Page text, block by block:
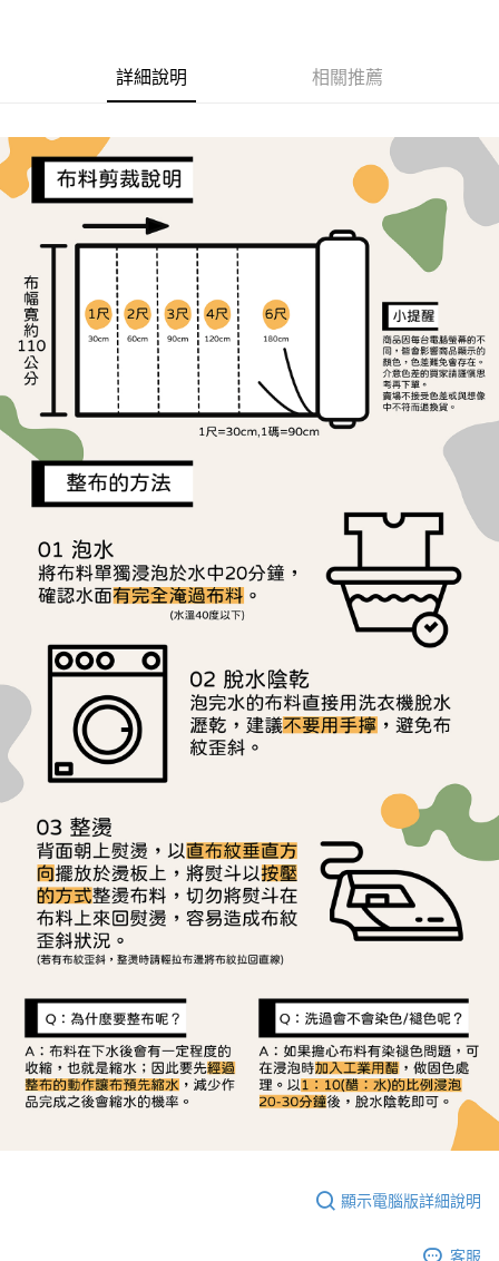
１．簡單：不需註冊會員、不需綁卡、不需儲值。
３．安心：先確認商品／服務後，再付款。
【「AFTEE先享後付」結帳流程】
１．於結帳方式選擇「AFTEE先享後付」後，將跳轉至「AFTEE先享後付」
結帳頁面，進行簡訊認證並確認金額後，即可完成結帳。
２．訂單成立數日內，您將收到繳費通知簡訊。
３．收到繳費通知簡訊後14天內，點擊此簡訊中的連結，可透過四大超商／
ATM／網路銀行／等多元方式進行付款，方視為交易完成。
※ 請注意：結帳手續完成當下不需立刻繳費，但若您需要取消訂單，請聯絡
購買商品的店家。未經商家同意取消之訂單仍視為有效，需透過AFTEE先享
後付繳納相關費用。
※ 交易是否成功請以「AFTEE先享後付 」之結帳頁面顯示為準，若有關於
是否繳費成功／繳費後需取消欲退款等相關疑問，請聯繫「AFTEE先享後付
客戶支援中心」 https://netprotections.freshdesk.com/support/home
【注意事項】
１．透過由恩沛科技股份有限公司提供之「AFTEE先享後付」服務完成之交
易，需依本服務之必要範圍內提供個人資料，並將交易相關給付款項請求債
權轉讓予恩沛科技股份有限公司。
https://aftee.tw/terms/#terms3
３．未成年的使用者請事先徵得法定代理人或監護人之同意方可使用
「AFTEE先享後付」，若未經同意申辦者引起之損失，本公司不負相關責
任。
４．使用「AFTEE先享後付」時，將依據個別帳號之用戶狀況，依本公司即
時審查核予不同之上限額度；若仍有額度不足之情形，本公司將視審查結果
請求用戶進行身份認證。
５．嚴禁一人註冊多個帳號或使用他人資訊註冊。若發現惡意使用之情形，
恩沛科技股份有限公司將有權停止該用戶之使用額度並採取法律行動。
全家取貨付款
每筆NT$65，滿NT$1,500(含以上)免運費
每筆NT$65，滿NT$1,500(含以上)免運費
宅配
每筆NT$150，滿NT$1,500(含以上)免運費
離島宅配
每筆NT$240
詳細說明 相關推薦
顯示電腦版詳細說明
客服